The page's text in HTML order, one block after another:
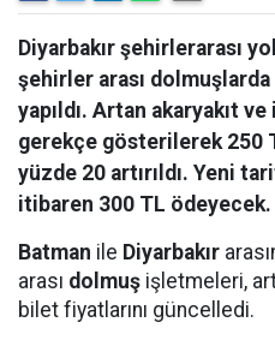
Diyarbakır şehirlerarası
şehirler arası
yapıldı. Artan akaryakıt
gerekçe gösterilerek 250
yüzde 20 artırıldı. Yeni
itibaren 300 TL ödeyecek.
Batman ile Diyarbakır
arası dolmuş işletmeleri,
bilet fiyatlarını güncelledi.